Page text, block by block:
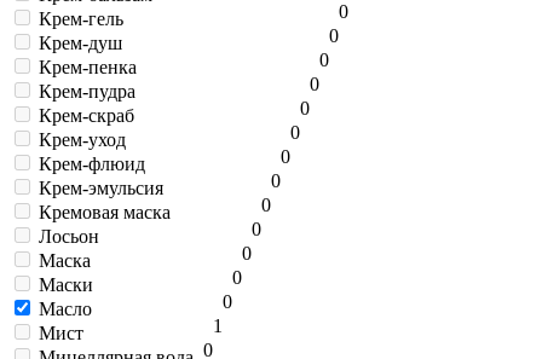
0
Крем-гель
0
Крем-душ
0
Крем-пенка
0
Крем-пудра
0
Крем-скраб
0
Крем-уход
0
Крем-флюид
0
Крем-эмульсия
0
Кремовая маска
0
Лосьон
0
Маска
0
Маски
0
Масло
1
Мист
0